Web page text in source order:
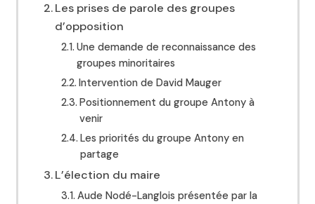
Les prises de parole des groupes
d’opposition
Une demande de reconnaissance des
groupes minoritaires
Intervention de David Mauger
Positionnement du groupe Antony à
venir
Les priorités du groupe Antony en
partage
L’élection du maire
Aude Nodé-Langlois présentée par la